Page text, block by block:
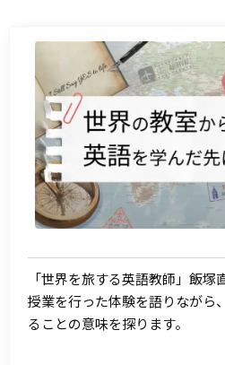
「世界を旅する英語教師」飯
授業を行った体験を語りながら
ることの意味を探ります。